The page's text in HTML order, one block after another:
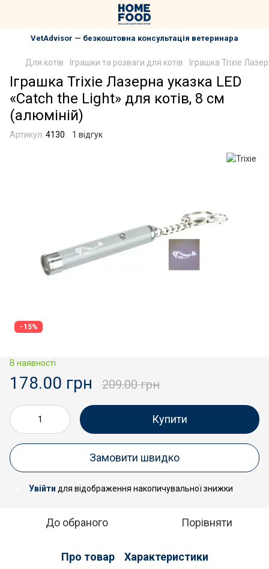
VetAdvisor — безкоштовна консультація ветеринара
Для котів Іграшки та розваги для котів Іграшка Trixie
Іграшка Trixie Лазерна указка LED
«Catch the Light» для котів, 8 см
(алюміній)
Артикул: 4130 1 відгук
−15%
В наявності
178.00 грн 209.00 грн
Купити
Замовити швидко
Увійти для відображення накопичувальної знижки
До обраного Порівняти
Про товар Характеристики